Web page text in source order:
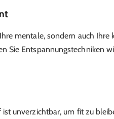
mentale, sondern auch Ihre
Sie Entspannungstechniken
unverzichtbar, um fit zu